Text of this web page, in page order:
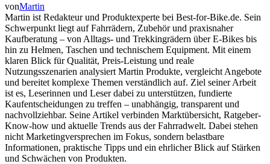
vonMartin
Martin ist Redakteur und Produktexperte bei Best-for-Bike.de. Sein
Schwerpunkt liegt auf Fahrrädern, Zubehör und praxisnaher
Kaufberatung – von Alltags- und Trekkingrädern über E-Bikes bis
hin zu Helmen, Taschen und technischem Equipment. Mit einem
klaren Blick für Qualität, Preis-Leistung und reale
Nutzungsszenarien analysiert Martin Produkte, vergleicht Angebote
und bereitet komplexe Themen verständlich auf. Ziel seiner Arbeit
ist es, Leserinnen und Leser dabei zu unterstützen, fundierte
Kaufentscheidungen zu treffen – unabhängig, transparent und
nachvollziehbar. Seine Artikel verbinden Marktübersicht, Ratgeber-
Know-how und aktuelle Trends aus der Fahrradwelt. Dabei stehen
nicht Marketingversprechen im Fokus, sondern belastbare
Informationen, praktische Tipps und ein ehrlicher Blick auf Stärken
und Schwächen von Produkten.